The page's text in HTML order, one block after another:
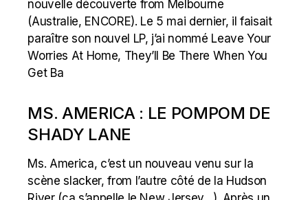
nouvelle découverte from Melbourne
(Australie, ENCORE). Le 5 mai dernier, il faisait
paraître son nouvel LP, j’ai nommé Leave Your
Worries At Home, They’ll Be There When You
Get Ba
MS. AMERICA : LE POMPOM DE
SHADY LANE
Ms. America, c’est un nouveau venu sur la
scène slacker, from l’autre côté de la Hudson